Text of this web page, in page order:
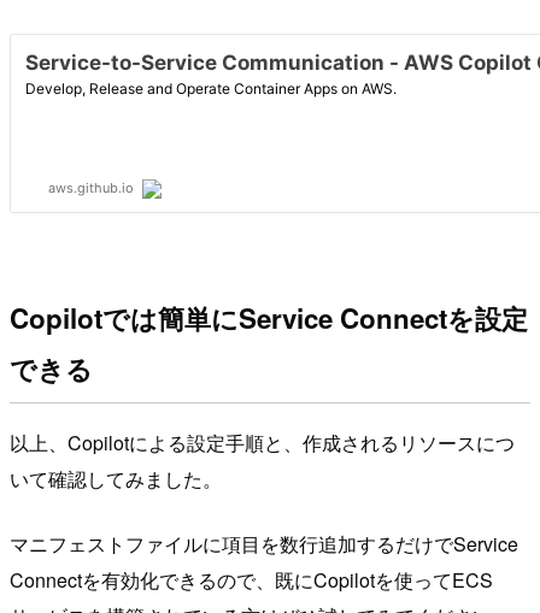
Copilotでは簡単にService Connectを設定
できる
以上、Copilotによる設定手順と、作成されるリソースにつ
いて確認してみました。
マニフェストファイルに項目を数行追加するだけでService
Connectを有効化できるので、既にCopilotを使ってECS